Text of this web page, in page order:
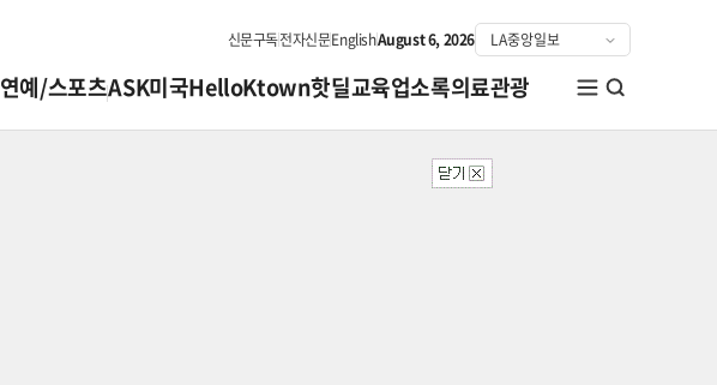
신문구독전자신문EnglishAugust 6, 2026
연예/스포츠ASK미국HelloKtown핫딜교육업소록의료관광